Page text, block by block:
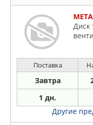
Диск
Поставка
Завтра
1 дн.
Другие